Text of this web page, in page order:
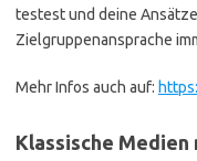
testest und deine
Zielgruppenansprache
Mehr Infos auch auf:
Klassische